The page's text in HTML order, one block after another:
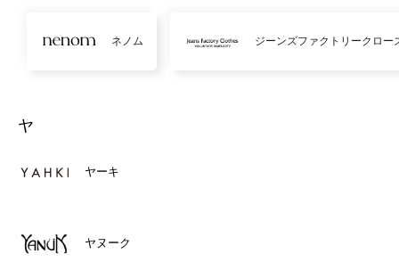
ネノム ジーンズファクトリークロー
ヤ
ヤーキ
ヤヌーク